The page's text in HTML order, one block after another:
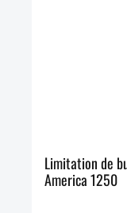
Limitation de
America 1250